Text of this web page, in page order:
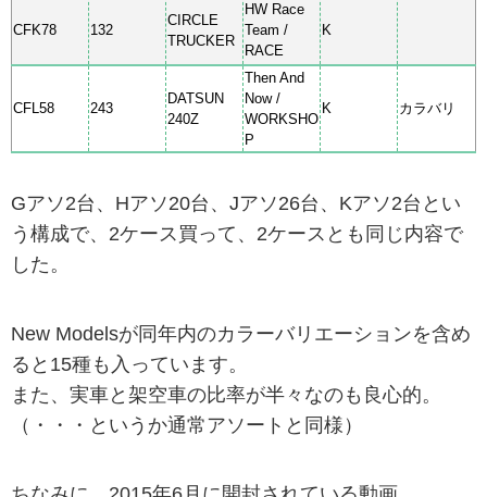
CFK78 132
CIRCLE
TRUCKER
HW Race
Team /
RACE
K
CFL58 243
DATSUN
240Z
Then And
Now /
WORKSHO
P
K カラバリ
Gアソ2台、Hアソ20台、Jアソ26台、Kアソ2台とい
う構成で、2ケース買って、2ケースとも同じ内容で
した。
New Modelsが同年内のカラーバリエーションを含め
ると15種も入っています。
また、実車と架空車の比率が半々なのも良心的。
（・・・というか通常アソートと同様）